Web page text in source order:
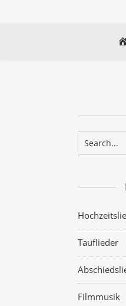
Tauflieder
Filmmusik